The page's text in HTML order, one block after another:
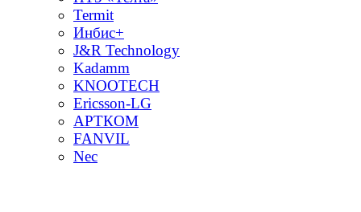
Termit
Инбис+
J&R Technology
Kadamm
KNOOTECH
Ericsson-LG
АРТКОМ
FANVIL
Nec